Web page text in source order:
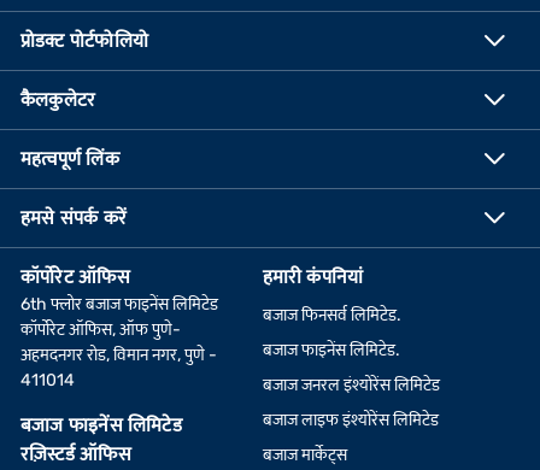
प्रोडक्ट पोर्टफोलियो
कैलकुलेटर
महत्वपूर्ण लिंक
हमसे संपर्क करें
कॉर्पोरेट ऑफिस
6th फ्लोर बजाज फाइनेंस लिमिटेड
कॉर्पोरेट ऑफिस, ऑफ पुणे-
अहमदनगर रोड, विमान नगर, पुणे -
411014
बजाज फाइनेंस लिमिटेड
रज़िस्टर्ड ऑफिस
हमारी कंपनियां
बजाज फिनसर्व लिमिटेड.
बजाज फाइनेंस लिमिटेड.
बजाज जनरल इंश्योरेंस लिमिटेड
बजाज लाइफ इंश्योरेंस लिमिटेड
बजाज मार्केट्स